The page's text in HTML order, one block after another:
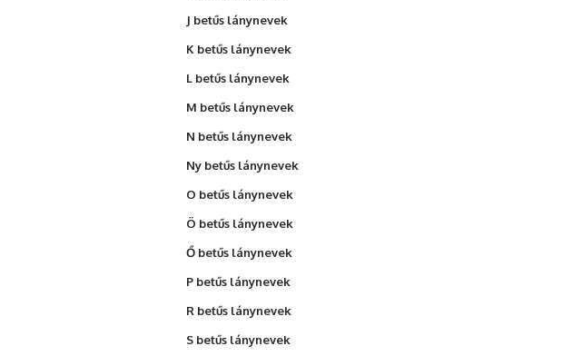
J betűs lánynevek
K betűs lánynevek
L betűs lánynevek
M betűs lánynevek
N betűs lánynevek
Ny betűs lánynevek
O betűs lánynevek
Ö betűs lánynevek
Ő betűs lánynevek
P betűs lánynevek
R betűs lánynevek
S betűs lánynevek